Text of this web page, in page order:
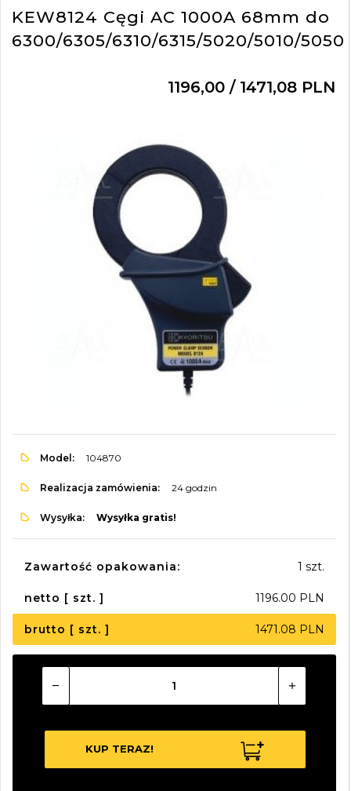
KEW8124 Cęgi AC 1000A 68mm do
6300/6305/6310/6315/5020/5010/5050
1196,00 / 1471,08 PLN
Model: 104870
Realizacja zamówienia: 24 godzin
Wysyłka: Wysyłka gratis!
Zawartość opakowania: 1 szt.
netto [ szt. ] 1196.00 PLN
brutto [ szt. ] 1471.08 PLN
KUP TERAZ!